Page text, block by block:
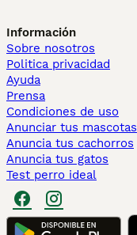
Información
Sobre nosotros
Politica privacidad
Ayuda
Prensa
Condiciones de uso
Anunciar tus mascotas
Anuncia tus cachorros
Anuncia tus gatos
Test perro ideal